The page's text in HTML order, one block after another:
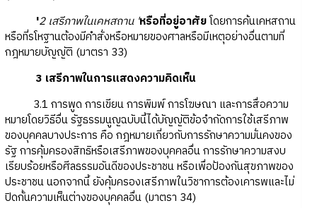
'2 เสรีภาพในเคหสถาน 'หรือที่อยู่อาศัยโดยการค้นเคหสถาน
หรือที่รโหฐานต้องมีคำสั่งหรือหมายของศาลหรือมีเหตุอย่างอื่นตามที่
กฎหมายบัญญัติ (มาตรา 33)
3 เสรีภาพในการแสดงความคิดเห็น
3.1 การพูด การเขียน การพิมพ์ การโฆษณา และการสื่อความ
หมายโดยวิธีอื่น รัฐธรรมนูญฉบับนี้ได้บัญญัติข้อจำกัดการใช้เสรีภาพ
ของบุคคลบางประการ คือ กฎหมายเกี่ยวกับการรักษาความมั่นคงของ
รัฐ การคุ้มครองสิทธิหรือเสรีภาพของบุคคลอื่น การรักษาความสงบ
เรียบร้อยหรือศีลธรรมอันดีของประชาชน หรือเพื่อป้องกันสุขภาพของ
ประชาชน นอกจากนี้ ยังคุ้มครองเสรีภาพในวิชาการต้องเคารพและไม่
ปิดกั้นความเห็นต่างของบุคคลอื่น (มาตรา 34)